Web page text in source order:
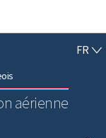
aérienne
FR